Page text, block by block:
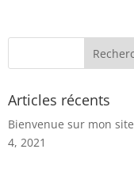
Articles récents
Bienvenue sur mon site
4, 2021